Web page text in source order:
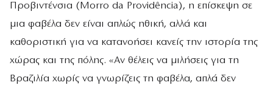
Προβιντένσια (Morro da Providência), η επίσκεψη σε
μια φαβέλα δεν είναι απλώς ηθική, αλλά και
καθοριστική για να κατανοήσει κανείς την ιστορία της
χώρας και της πόλης. «Αν θέλεις να μιλήσεις για τη
Βραζιλία χωρίς να γνωρίζεις τη φαβέλα, απλά δεν